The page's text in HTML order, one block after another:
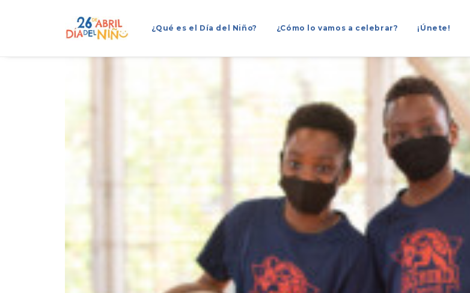
¿Qué es el Día del Niño? ¿Cómo lo vamos a celebrar? ¡Únete!